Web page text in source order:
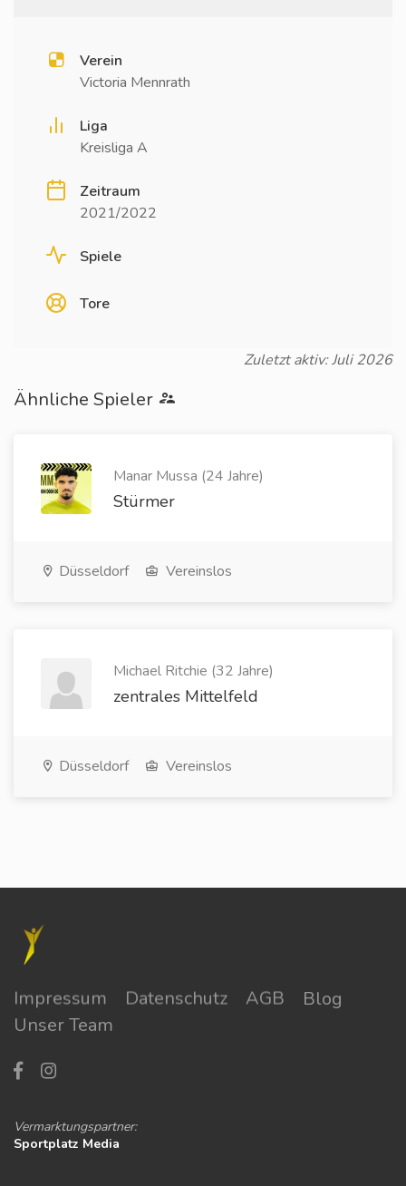
Verein
Victoria Mennrath
Liga
Kreisliga A
Zeitraum
2021/2022
Spiele
Tore
Zuletzt aktiv: Juli 2026
Ähnliche Spieler
Manar Mussa (24 Jahre)
Stürmer
Düsseldorf Vereinslos
Michael Ritchie (32 Jahre)
zentrales Mittelfeld
Düsseldorf Vereinslos
Impressum Datenschutz AGB
Blog
Unser Team
Vermarktungspartner:
Sportplatz Media